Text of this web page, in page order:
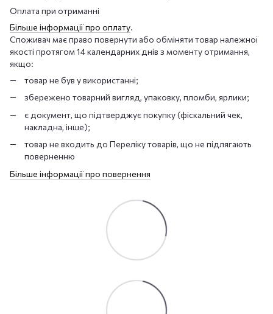
Оплата при отриманні
Більше інформації про оплату.
Споживач має право повернути або обміняти товар належної
якості протягом 14 календарних днів з моменту отримання,
якщо:
товар не був у використанні;
збережено товарний вигляд, упаковку, пломби, ярлики;
є документ, що підтверджує покупку (фіскальний чек,
накладна, інше);
товар не входить до Переліку товарів, що не підлягають
поверненню
Більше інформації про повернення